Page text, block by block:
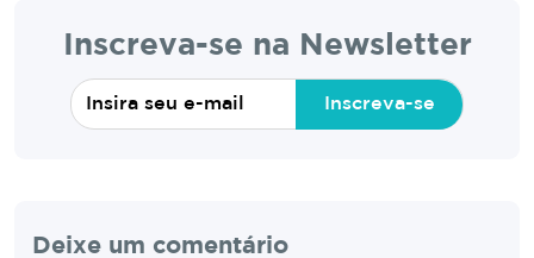
Inscreva-se na Newsletter
Inscreva-se
Deixe um comentário